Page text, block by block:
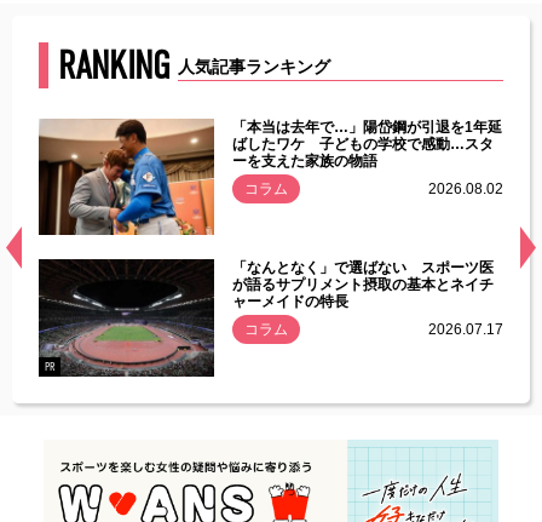
RANKING 人気記事ランキング
常
「本当は去年で…」陽岱鋼が引退を1年延
ばしたワケ 子どもの学校で感動…スタ
ーを支えた家族の物語
コラム
2026.08.02
PR
「なんとなく」で選ばない スポーツ医
が語るサプリメント摂取の基本とネイチ
ャーメイドの特長
コラム
2026.07.17